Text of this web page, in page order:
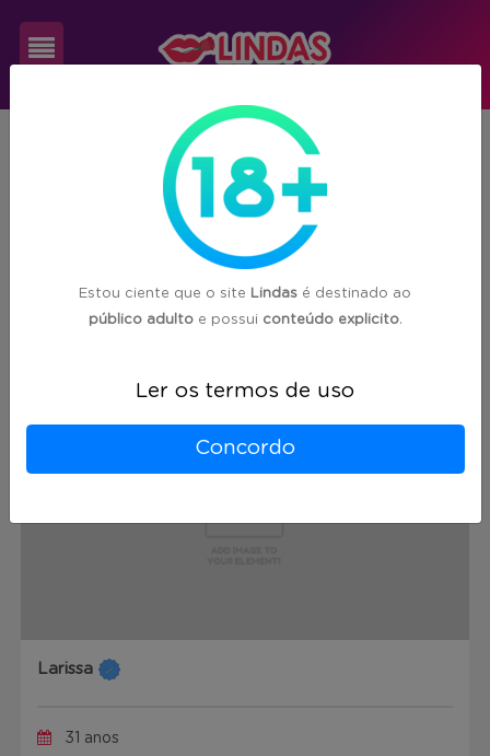
Marumbi
acompanhante(s) encontrada(s) em
Marumbi/PR
Larissa
31 anos
Estou ciente que o site Lindas é destinado ao
público adultoe possui conteúdo explicito.
Ler os termos de uso
Concordo